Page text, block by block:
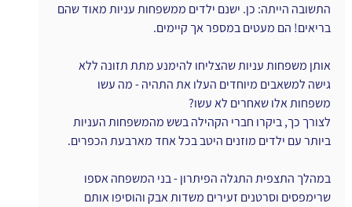
התשובה הייתה: כן. ישנם ילדים ממשפחות עניות מאוד שהם
בריאים! הם מעטים במספר אך קיימים.
אותן משפחות עניות שהצליחו להימנע מתת תזונה ללא
גישה למשאבים מיוחדים העלו את התהיה - מה עשו
משפחות אלו שאחרים לא עשו?
לצורך כך, ביקרו חברי הקהילה בשש מהמשפחות העניות
ביותר עם ילדים מוזנים היטב בכל אחד מארבעת הכפרים.
במהלך התצפית התגלה הפיתרון - בני המשפחה אספו
שרימפסים וסרטנים זעירים משדות אבק והוסיפו אותם